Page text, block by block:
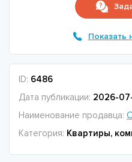
Показать
ID: 6486
Дата публикации: 2026-
Наименование продавца:
Категория: Квартиры,